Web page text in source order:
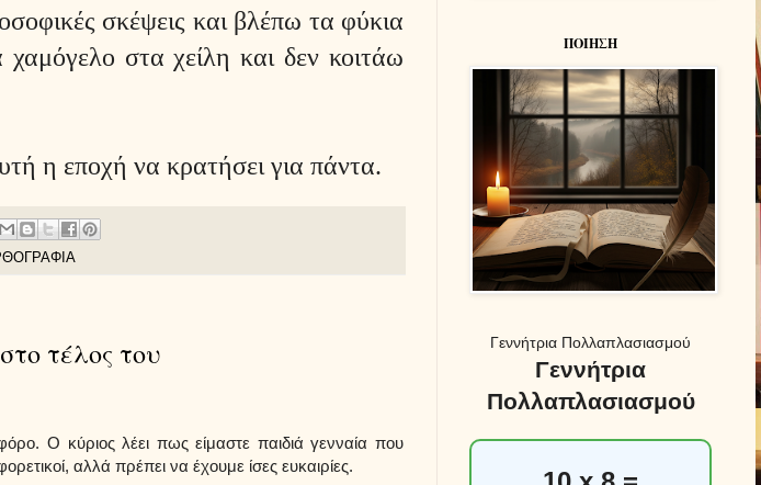
σκέψεις και βλέπω τα φύκια
στα χείλη και δεν κοιτάω
η εποχή να κρατήσει για πάντα.
τέλος του
Ο κύριος λέει πως είμαστε παιδιά γενναία που
αλλά πρέπει να έχουμε ίσες ευκαιρίες.
ΠΟΙΗΣΗ
Γεννήτρια Πολλαπλασιασμού
Γεννήτρια
Πολλαπλασιασμού